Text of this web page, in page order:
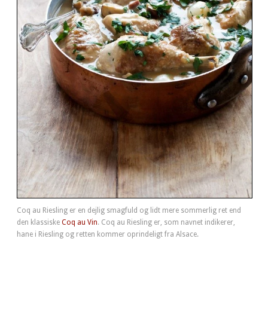
Coq au Riesling er en dejlig smagfuld og lidt mere sommerlig ret end
den klassiske Coq au Vin. Coq au Riesling er, som navnet indikerer,
hane i Riesling og retten kommer oprindeligt fra Alsace.